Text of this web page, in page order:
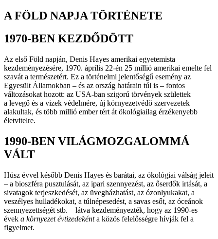
A FÖLD NAPJA TÖRTÉNETE
1970-BEN KEZDŐDÖTT
Az első Föld napján, Denis Hayes amerikai egyetemista
kezdeményezésére, 1970. április 22-én 25 millió amerikai emelte fel
szavát a természetért. Ez a történelmi jelentőségű esemény az
Egyesült Államokban – és az ország határain túl is – fontos
változásokat hozott: az USA-ban szigorú törvények születtek
a levegő és a vizek védelmére, új környezetvédő szervezetek
alakultak, és több millió ember tért át ökológiailag érzékenyebb
életvitelre.
1990-BEN VILÁGMOZGALOMMÁ
VÁLT
Húsz évvel később Denis Hayes és barátai, az ökológiai válság jeleit
– a bioszféra pusztulását, az ipari szennyezést, az őserdők irtását, a
sivatagok terjeszkedését, az üvegházhatást, az ózonlyukakat, a
veszélyes hulladékokat, a túlnépesedést, a savas esőt, az óceánok
szennyezettségét stb. – látva kezdeményezték, hogy az 1990-es
évek a környezet évtizedekénta közös felelősségre hívják fel a
figyelmet.